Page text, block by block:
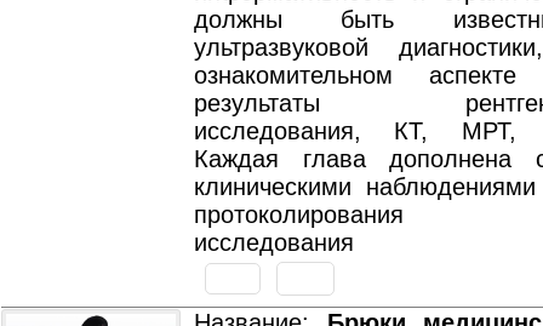
должны быть
ультразвуковой
ознакомительном аспекте
результаты
исследования, КТ, МРТ,
Каждая глава дополнена
клиническими
протоколирования
исследования